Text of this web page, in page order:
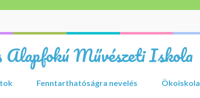
Művészeti Iskola
Fenntarthatóságra nevelés Ökoiskola